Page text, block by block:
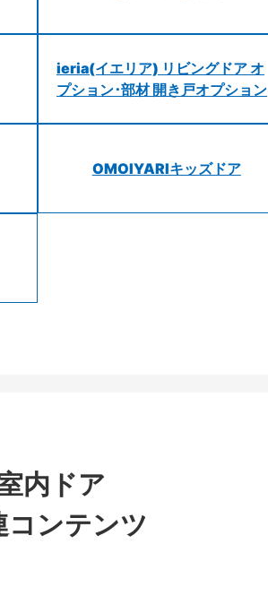
ieria(イエリア) リビングドア オ
プション･部材 開き戸オプション
OMOIYARIキッズドア
内ドア
コンテンツ